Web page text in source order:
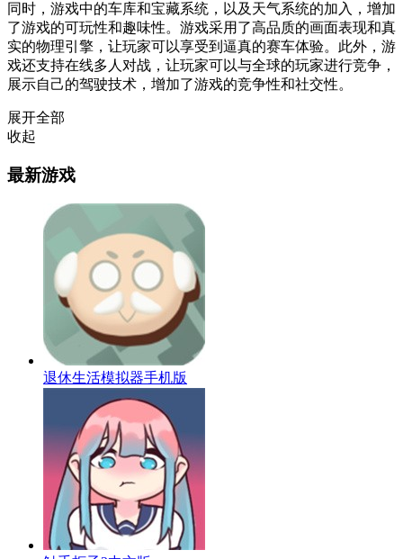
同时，游戏中的车库和宝藏系统，以及天气系统的加入，增加
了游戏的可玩性和趣味性。游戏采用了高品质的画面表现和真
实的物理引擎，让玩家可以享受到逼真的赛车体验。此外，游
戏还支持在线多人对战，让玩家可以与全球的玩家进行竞争，
展示自己的驾驶技术，增加了游戏的竞争性和社交性。
展开全部
收起
最新游戏
退休生活模拟器手机版